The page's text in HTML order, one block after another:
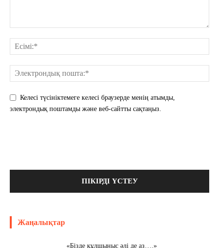
Келесі түсініктемеге келесі браузерде менің атымды,
электрондық поштамды және веб-сайтты сақтаңыз.
Жаңалықтар
«Бізде құлшыныс әлі де аз….»